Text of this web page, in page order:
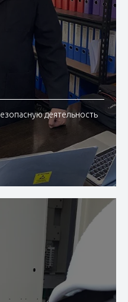
деятельность